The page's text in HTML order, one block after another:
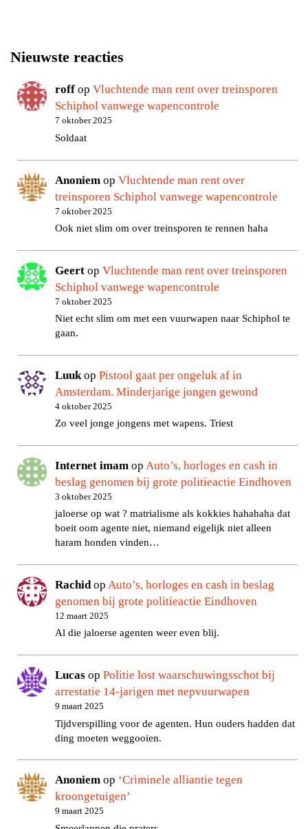
Nieuwste reacties
roff opVluchtende man rent over treinsporen
Schiphol vanwege wapencontrole
7 oktober 2025
Soldaat
Anoniem opVluchtende man rent over
treinsporen Schiphol vanwege wapencontrole
7 oktober 2025
Ook niet slim om over treinsporen te rennen haha
Geert opVluchtende man rent over treinsporen
Schiphol vanwege wapencontrole
7 oktober 2025
Niet echt slim om met een vuurwapen naar Schiphol te
gaan.
LuukopPistool gaat per ongeluk af in
Amsterdam. Minderjarige jongen gewond
4 oktober 2025
Zo veel jonge jongens met wapens. Triest
Internet imam opAuto’s, horloges en cash in
beslag genomen bij grote politieactie Eindhoven
3 oktober 2025
jaloerse op wat ? matrialisme als kokkies hahahaha dat
boeit oom agente niet, niemand eigelijk niet alleen
haram honden vinden…
RachidopAuto’s, horloges en cash in beslag
genomen bij grote politieactie Eindhoven
12 maart 2025
Al die jaloerse agenten weer even blij.
Lucas opPolitie lost waarschuwingsschot bij
arrestatie 14-jarigen met nepvuurwapen
9 maart 2025
Tijdverspilling voor de agenten. Hun ouders hadden dat
ding moeten weggooien.
Anoniem op ‘Criminele alliantie tegen
kroongetuigen’
9 maart 2025